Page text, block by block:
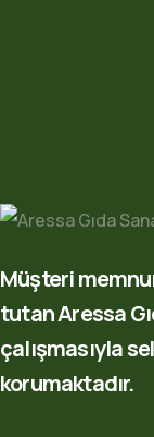
Müşteri
tutan Aressa
çalışmasıyla
korumaktadır.